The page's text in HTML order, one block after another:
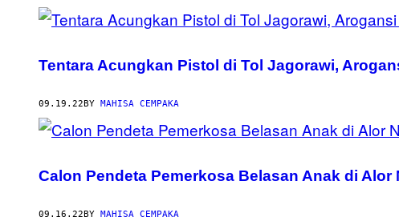
Tentara Acungkan Pistol di Tol Jagorawi,
09.19.22 BY MAHISA CEMPAKA
Calon Pendeta Pemerkosa Belasan Anak di
09.16.22 BY MAHISA CEMPAKA